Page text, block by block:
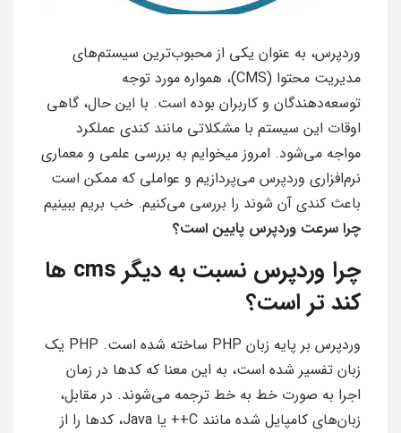
وردپرس، به عنوان یکی از محبوب‌ترین سیستم‌های
مدیریت محتوا (CMS)، همواره مورد توجه
توسعه‌دهندگان و کاربران بوده است. با این حال، گاهی
اوقات این سیستم با مشکلاتی مانند کندی عملکرد
مواجه می‌شود. امروز میخوایم به بررسی علمی و معماری
نرم‌افزاری وردپرس می‌پردازیم و عواملی که ممکن است
باعث کندی آن شوند را بررسی می‌کنیم. خب بریم ببینیم
چرا سرعت وردپرس پایین است؟
چرا وردپرس نسبت به دیگر cms ها
کند تر است؟
وردپرس بر پایه زبان PHP ساخته شده است. PHP یک
زبان تفسیر شده است، به این معنا که کدها در زمان
اجرا به صورت خط به خط ترجمه می‌شوند. در مقابل،
زبان‌های کامپایل شده مانند C++ یا Java، کدها را از